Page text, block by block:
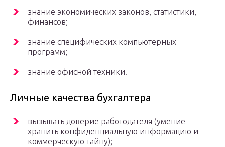
знание экономических законов, статистики,
финансов;
знание специфических компьютерных
программ;
знание офисной техники.
Личные качества бухгалтера
вызывать доверие работодателя (умение
хранить конфиденциальную информацию и
коммерческую тайну);